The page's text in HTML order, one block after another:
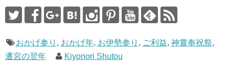
おかげ参り , おかげ年, お伊勢参り , ご利益, 神嘗奉祝祭,
遷宮の翌年
Kiyonori Shutou